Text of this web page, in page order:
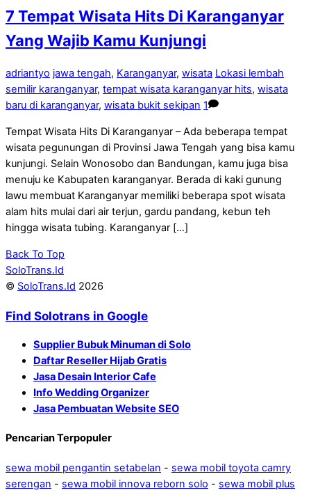
7 Tempat Wisata Hits Di Karanganyar
Yang Wajib Kamu Kunjungi
adriantyo jawa tengah, Karanganyar, wisata Lokasi lembah
semilir karanganyar, tempat wisata karanganyar hits, wisata
baru di karanganyar, wisata bukit sekipan 1
Tempat Wisata Hits Di Karanganyar – Ada beberapa tempat
wisata pegunungan di Provinsi Jawa Tengah yang bisa kamu
kunjungi. Selain Wonosobo dan Bandungan, kamu juga bisa
menuju ke Kabupaten karanganyar. Berada di kaki gunung
lawu membuat Karanganyar memiliki beberapa spot wisata
alam hits mulai dari air terjun, gardu pandang, kebun teh
hingga wisata tubing. Karanganyar […]
Back To Top
SoloTrans.Id
© SoloTrans.Id 2026
Find Solotrans in Google
Supplier Bubuk Minuman di Solo
Daftar Reseller Hijab Gratis
Jasa Desain Interior Cafe
Info Wedding Organizer
Jasa Pembuatan Website SEO
Pencarian Terpopuler
sewa mobil pengantin setabelan - sewa mobil toyota camry
serengan - sewa mobil innova reborn solo - sewa mobil plus